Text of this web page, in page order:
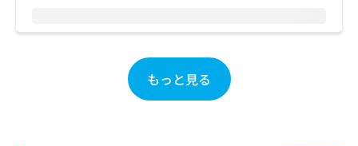
もっと見る